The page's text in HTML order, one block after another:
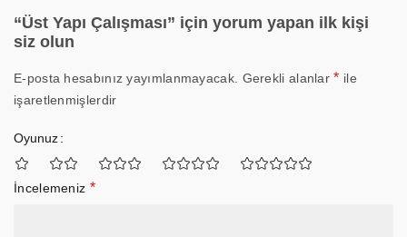
“Üst Yapı Çalışması” için yorum yapan ilk kişi
siz olun
E-posta hesabınız yayımlanmayacak. Gerekli alanlar* ile
işaretlenmişlerdir
Oyunuz
İncelemeniz *